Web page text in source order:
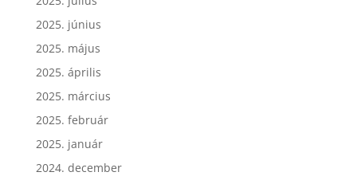
2025. június
2025. május
2025. április
2025. március
2025. február
2025. január
2024. december